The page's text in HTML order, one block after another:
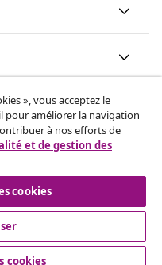
une boutique en ligne de
B.V.
», vous acceptez le
pour améliorer la navigation
à nos efforts de
et de gestion des
cookies
cookies